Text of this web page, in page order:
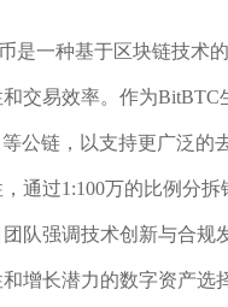
是一种基于区块链技术
交易效率。作为
等公链，以支持更广泛
通过1:100万的比例分
队强调技术创新与合规
增长潜力的数字资产选